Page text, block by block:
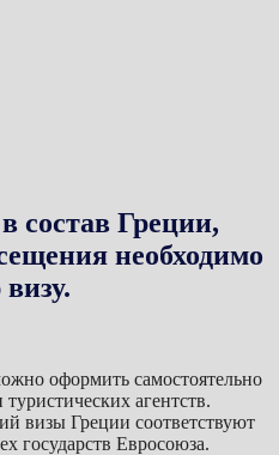
состав Греции,
необходимо
оформить самостоятельно
агентств.
визы Греции соответствуют
государств Евросоюза.